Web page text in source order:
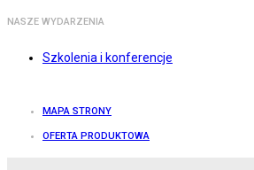
NASZE WYDARZENIA
Szkolenia i konferencje
MAPA STRONY
OFERTA PRODUKTOWA